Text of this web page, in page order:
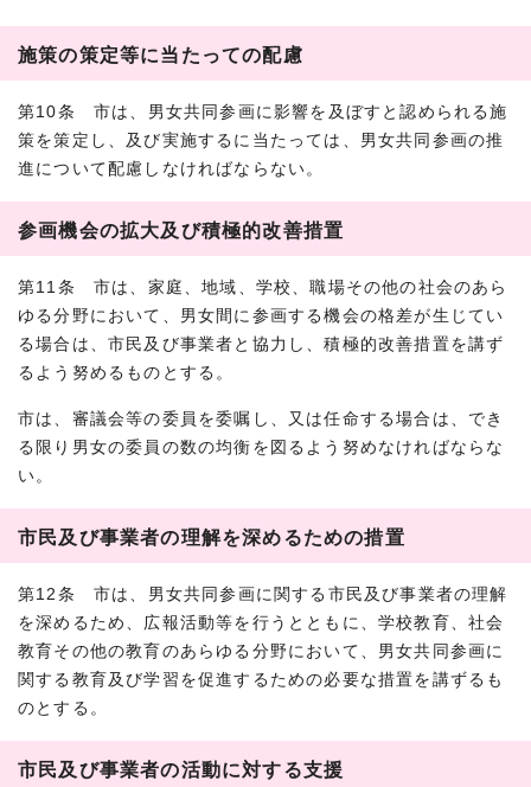
施策の策定等に当たっての配慮
第10条 市は、男女共同参画に影響を及ぼすと認められる施
策を策定し、及び実施するに当たっては、男女共同参画の推
進について配慮しなければならない。
参画機会の拡大及び積極的改善措置
第11条 市は、家庭、地域、学校、職場その他の社会のあら
ゆる分野において、男女間に参画する機会の格差が生じてい
る場合は、市民及び事業者と協力し、積極的改善措置を講ず
るよう努めるものとする。
市は、審議会等の委員を委嘱し、又は任命する場合は、でき
る限り男女の委員の数の均衡を図るよう努めなければならな
い。
市民及び事業者の理解を深めるための措置
第12条 市は、男女共同参画に関する市民及び事業者の理解
を深めるため、広報活動等を行うとともに、学校教育、社会
教育その他の教育のあらゆる分野において、男女共同参画に
関する教育及び学習を促進するための必要な措置を講ずるも
のとする。
市民及び事業者の活動に対する支援